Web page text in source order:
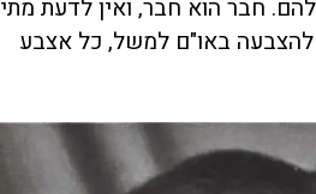
חבר הוא חבר, ואין לדעת מתי
להצבעה באו"ם למשל, כל אצבע